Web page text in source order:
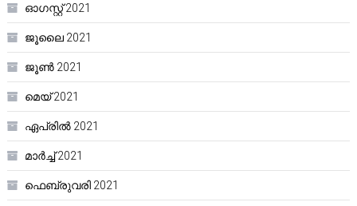
ഓഗസ്റ്റ്‌ 2021
ജൂലൈ 2021
ജൂൺ 2021
മെയ്‌ 2021
ഏപ്രിൽ 2021
മാർച്ച്‌ 2021
ഫെബ്രുവരി 2021